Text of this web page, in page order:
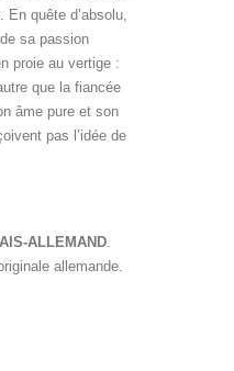
quête d’absolu,
sa passion
proie au vertige :
que la fiancée
âme pure et son
pas l’idée de
ALLEMAND
allemande.